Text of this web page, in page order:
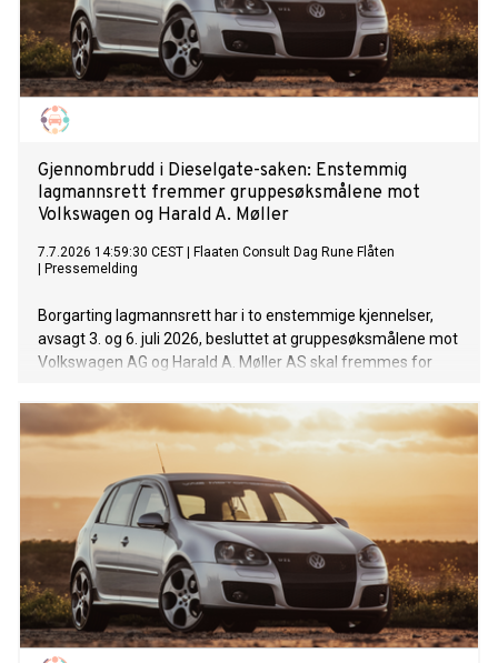
Gjennombrudd i Dieselgate-saken: Enstemmig
lagmannsrett fremmer gruppesøksmålene mot
Volkswagen og Harald A. Møller
7.7.2026 14:59:30 CEST
Flaaten Consult Dag Rune Flåten
Pressemelding
Borgarting lagmannsrett har i to enstemmige kjennelser,
avsagt 3. og 6. juli 2026, besluttet at gruppesøksmålene mot
Volkswagen AG og Harald A. Møller AS skal fremmes for
bli avgjort gjennom forlik allerede før den når rettssalen, og
berørte bileiere oppfordres derfor til å melde seg på
klagesaken hos Bilklager.no nå, ikke vente.